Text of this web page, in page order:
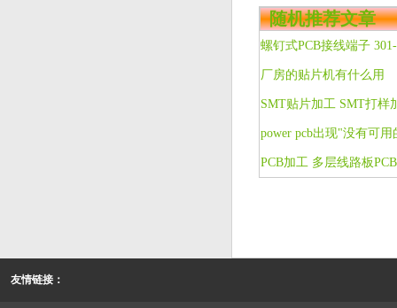
随机推荐文章
厂房的贴片机有什么用
power pcb出现"没有可
友情链接：